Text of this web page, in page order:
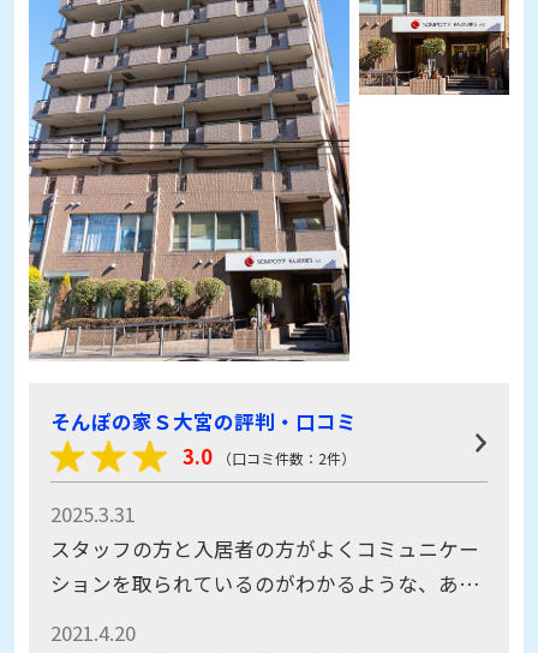
そんぽの家Ｓ大宮の評判・口コミ
2025.3.31
スタッフの方と入居者の方がよくコミュニケー
ションを取られているのがわかるような、あた
たかい雰囲気が伝わってきました。食事も試食
させていただいて、品数や栄養バランスが考え
2021.4.20
建物施設の見学の中で昼食時に当たり、入居者
皆さんの笑顔と和やかな雰囲気が印象に残りま